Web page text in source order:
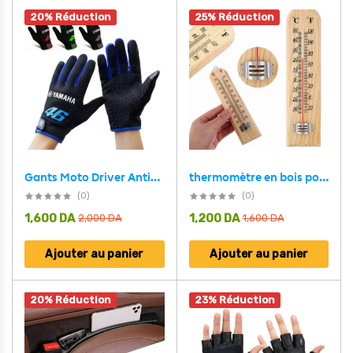
20% Réduction
Gants Moto Driver Antidérapants et Tactile Yamaha 46 – قفازات سائقي الدراجات
(0)
2,000DA
1,600 DA
Ajouter au panier
25% Réduction
thermomètre en bois pour intérieur ou extérieur 25cm
(0)
1,600DA
1,200 DA
Ajouter au panier
20% Réduction 23% Réduction